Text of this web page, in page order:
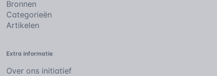
Bronnen
Categorieën
Artikelen
Extra informatie
Over ons initiatief